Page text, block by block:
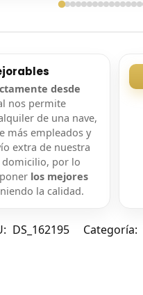
desde
nos permite
de una nave,
más empleados y
extra de nuestra
domicilio, por lo
los mejores
la calidad.
DS_162195 Categoría: